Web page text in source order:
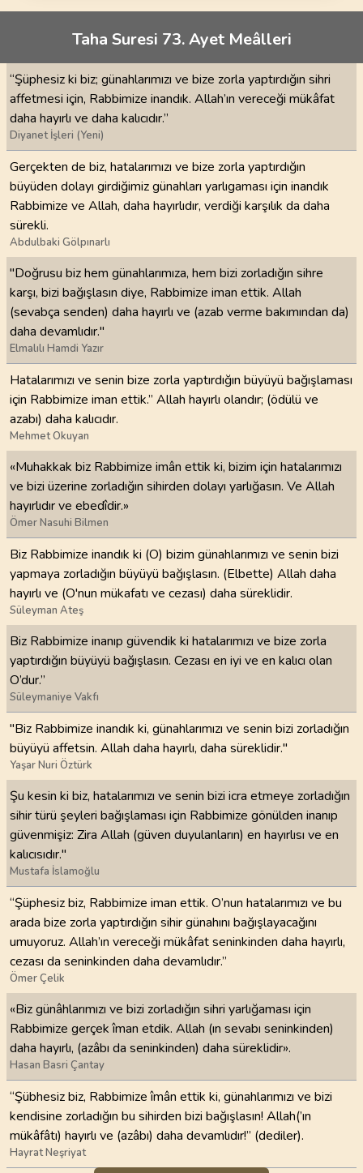
Taha Suresi 73. Ayet Meâlleri
“Şüphesiz ki biz; günahlarımızı ve bize zorla yaptırdığın sihri
affetmesi için, Rabbimize inandık. Allah’ın vereceği mükâfat
daha hayırlı ve daha kalıcıdır.”
Diyanet İşleri (Yeni)
Gerçekten de biz, hatalarımızı ve bize zorla yaptırdığın
büyüden dolayı girdiğimiz günahları yarlıgaması için inandık
Rabbimize ve Allah, daha hayırlıdır, verdiği karşılık da daha
sürekli.
Abdulbaki Gölpınarlı
"Doğrusu biz hem günahlarımıza, hem bizi zorladığın sihre
karşı, bizi bağışlasın diye, Rabbimize iman ettik. Allah
(sevabça senden) daha hayırlı ve (azab verme bakımından da)
daha devamlıdır."
Elmalılı Hamdi Yazır
Hatalarımızı ve senin bize zorla yaptırdığın büyüyü bağışlaması
için Rabbimize iman ettik.” Allah hayırlı olandır; (ödülü ve
azabı) daha kalıcıdır.
Mehmet Okuyan
«Muhakkak biz Rabbimize imân ettik ki, bizim için hatalarımızı
ve bizi üzerine zorladığın sihirden dolayı yarlığasın. Ve Allah
hayırlıdır ve ebedîdir.»
Ömer Nasuhi Bilmen
Biz Rabbimize inandık ki (O) bizim günahlarımızı ve senin bizi
yapmaya zorladığın büyüyü bağışlasın. (Elbette) Allah daha
hayırlı ve (O'nun mükafatı ve cezası) daha süreklidir.
Süleyman Ateş
Biz Rabbimize inanıp güvendik ki hatalarımızı ve bize zorla
yaptırdığın büyüyü bağışlasın. Cezası en iyi ve en kalıcı olan
O’dur.”
Süleymaniye Vakfı
"Biz Rabbimize inandık ki, günahlarımızı ve senin bizi zorladığın
büyüyü affetsin. Allah daha hayırlı, daha süreklidir."
Yaşar Nuri Öztürk
Şu kesin ki biz, hatalarımızı ve senin bizi icra etmeye zorladığın
sihir türü şeyleri bağışlaması için Rabbimize gönülden inanıp
güvenmişiz: Zira Allah (güven duyulanların) en hayırlısı ve en
kalıcısıdır."
Mustafa İslamoğlu
“Şüphesiz biz, Rabbimize iman ettik. O’nun hatalarımızı ve bu
arada bize zorla yaptırdığın sihir günahını bağışlayacağını
umuyoruz. Allah’ın vereceği mükâfat seninkinden daha hayırlı,
cezası da seninkinden daha devamlıdır.”
Ömer Çelik
«Biz günâhlarımızı ve bizi zorladığın sihri yarlığaması için
Rabbimize gerçek îman etdik. Allah (ın sevabı seninkinden)
daha hayırlı, (azâbı da seninkinden) daha süreklidir».
Hasan Basri Çantay
“Şübhesiz biz, Rabbimize îmân ettik ki, günahlarımızı ve bizi
kendisine zorladığın bu sihirden bizi bağışlasın! Allah(’ın
mükâfâtı) hayırlı ve (azâbı) daha devamlıdır!” (dediler).
Hayrat Neşriyat